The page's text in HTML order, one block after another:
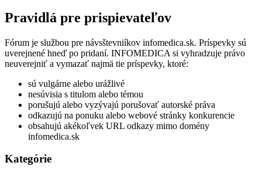
Pravidlá pre prispievateľov
Fórum je službou pre návsštevniíkov infomedica.sk. Príspevky sú
uverejnené hneď po pridaní. INFOMEDICA si vyhradzuje právo
neuverejniť a vymazať najmä tie príspevky, ktoré:
sú vulgárne alebo urážlivé
nesúvisia s titulom alebo témou
porušujú alebo vyzývajú porušovať autorské práva
odkazujú na ponuku alebo webové stránky konkurencie
obsahujú akékoľvek URL odkazy mimo domény
infomedica.sk
Kategórie